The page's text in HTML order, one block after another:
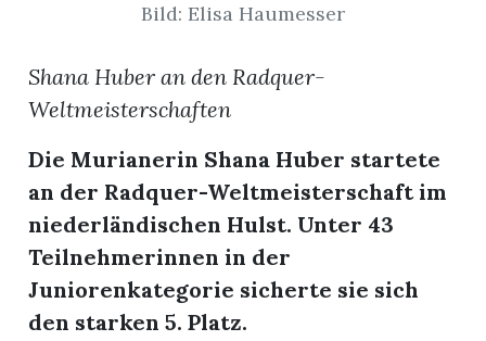
Bild: Elisa Haumesser
Shana Huber an den Radquer-
Weltmeisterschaften
Die Murianerin Shana Huber startete
an der Radquer-Weltmeisterschaft im
niederländischen Hulst. Unter 43
Teilnehmerinnen in der
Juniorenkategorie sicherte sie sich
den starken 5. Platz.